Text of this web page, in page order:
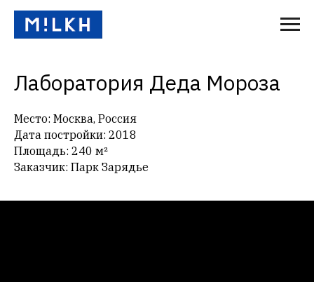
Лаборатория Деда Мороза
Место: Москва, Россия
Дата постройки: 2018
Площадь: 240 м²
Заказчик: Парк Зарядье